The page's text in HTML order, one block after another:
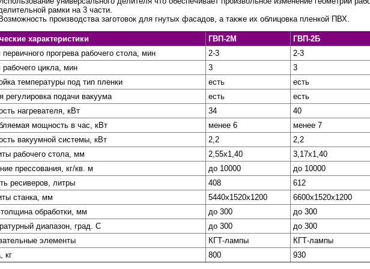
рамки на 3 части.
производства заготовок для гнутых фасадов, а также их облицовка пленкой ПВХ.
характеристики ГВП-2М
ГВП-2Б
прогрева рабочего стола, мин
2-3
2-3
рабочего цикла, мин
3
3
температуры под тип пленки
есть
есть
регулировка подачи вакуума
есть
есть
нагревателя, кВт
34
40
мощность в час, кВт
менее 6
менее 7
вакуумной системы, кВт
2,2
2,2
рабочего стола, мм
2,55х1,40
3,17х1,40
прессования, кг/кв. м
до 10000
до 10000
ресиверов, литры
408
612
станка, мм
5440х1520х1200
6600х1520х1200
обработки, мм
до 300
до 300
диапазон, град. С
до 300
до 300
элементы
КГТ-лампы
КГТ-лампы
кг
800 930